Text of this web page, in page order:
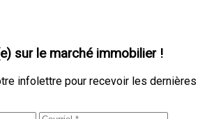
sur le marché immobilier !
infolettre pour recevoir les dernières